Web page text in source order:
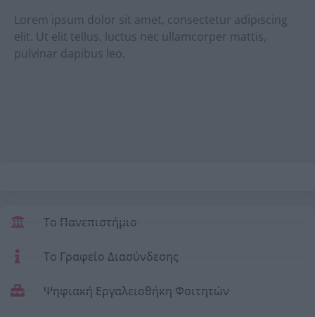
Lorem ipsum dolor sit amet, consectetur adipiscing
elit. Ut elit tellus, luctus nec ullamcorper mattis,
pulvinar dapibus leo.
Το Πανεπιστήμιο
Το Γραφείο Διασύνδεσης
Ψηφιακή Εργαλειοθήκη Φοιτητών